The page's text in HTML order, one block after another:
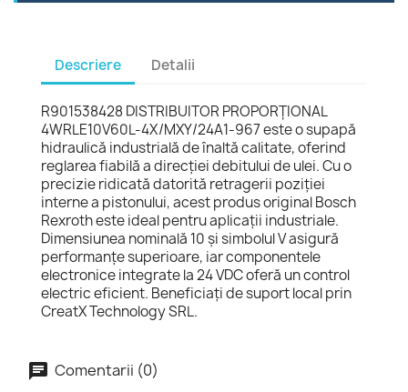
Descriere Detalii
R901538428 DISTRIBUITOR PROPORŢIONAL
4WRLE10V60L-4X/MXY/24A1-967 este o supapă
hidraulică industrială de înaltă calitate, oferind
reglarea fiabilă a direcției debitului de ulei. Cu o
precizie ridicată datorită retragerii poziției
interne a pistonului, acest produs original Bosch
Rexroth este ideal pentru aplicații industriale.
Dimensiunea nominală 10 și simbolul V asigură
performanțe superioare, iar componentele
electronice integrate la 24 VDC oferă un control
electric eficient. Beneficiați de suport local prin
CreatX Technology SRL.
Comentarii (0)